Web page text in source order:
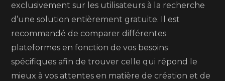
exclusivement sur les utilisateurs à la recherche
d’une solution entièrement gratuite. Il est
recommandé de comparer différentes
plateformes en fonction de vos besoins
spécifiques afin de trouver celle qui répond le
mieux à vos attentes en matière de création et de